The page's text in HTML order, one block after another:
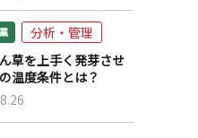
分析・管理
草を上手く発芽させ
温度条件とは？